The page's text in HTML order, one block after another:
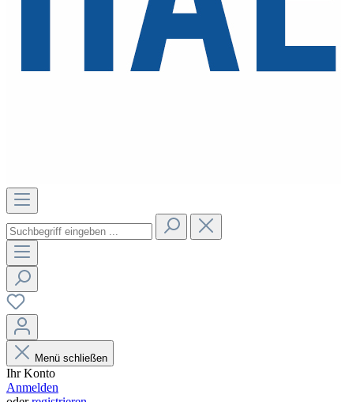
Menü schließen
Ihr Konto
Anmelden